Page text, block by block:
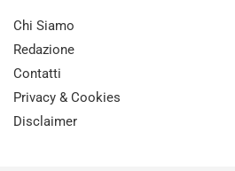
Chi Siamo
Redazione
Contatti
Privacy & Cookies
Disclaimer